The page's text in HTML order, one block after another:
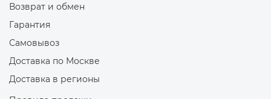
Возврат и обмен
Гарантия
Самовывоз
Доставка по Москве
Доставка в регионы